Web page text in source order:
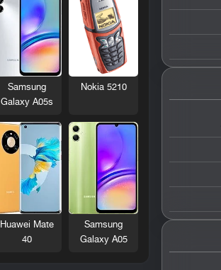
Nokia 5210
Samsung
Galaxy A05s
Samsung
Galaxy A05
Huawei Mate
40